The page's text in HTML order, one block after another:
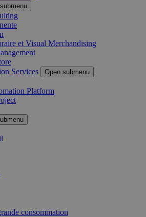
et Visual Merchandising
Services
Open submenu
Platform
consommation